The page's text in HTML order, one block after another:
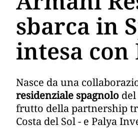
sbarca in
intesa con
Nasce da una
residenziale spagnolo del
frutto della partnership
Costa del Sol - e Palya